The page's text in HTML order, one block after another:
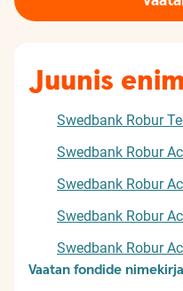
Juunis
Swedbank Robur
Swedbank Robur
Swedbank Robur
Swedbank Robur
Swedbank Robur
Vaatan fondide nimekirja